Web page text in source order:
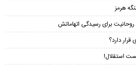
هرمز
روحانیت برای رسیدگی اتهاماتش
دارد؟
استقلال!